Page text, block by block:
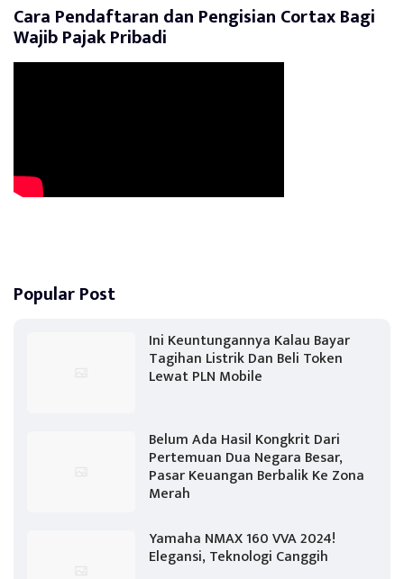
Cara Pendaftaran dan Pengisian Cortax Bagi
Wajib Pajak Pribadi
Popular Post
Ini Keuntungannya Kalau Bayar
Tagihan Listrik Dan Beli Token
Lewat PLN Mobile
Belum Ada Hasil Kongkrit Dari
Pertemuan Dua Negara Besar,
Pasar Keuangan Berbalik Ke Zona
Merah
Yamaha NMAX 160 VVA 2024!
Elegansi, Teknologi Canggih